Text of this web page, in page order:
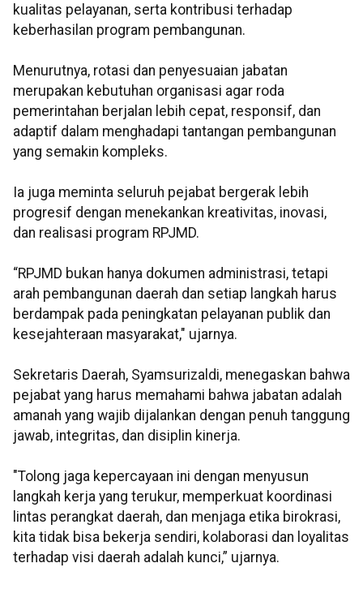
kualitas pelayanan, serta kontribusi terhadap
keberhasilan program pembangunan.
Menurutnya, rotasi dan penyesuaian jabatan
merupakan kebutuhan organisasi agar roda
pemerintahan berjalan lebih cepat, responsif, dan
adaptif dalam menghadapi tantangan pembangunan
yang semakin kompleks.
Ia juga meminta seluruh pejabat bergerak lebih
progresif dengan menekankan kreativitas, inovasi,
dan realisasi program RPJMD.
“RPJMD bukan hanya dokumen administrasi, tetapi
arah pembangunan daerah dan setiap langkah harus
berdampak pada peningkatan pelayanan publik dan
kesejahteraan masyarakat," ujarnya.
Sekretaris Daerah, Syamsurizaldi, menegaskan bahwa
pejabat yang harus memahami bahwa jabatan adalah
amanah yang wajib dijalankan dengan penuh tanggung
jawab, integritas, dan disiplin kinerja.
"Tolong jaga kepercayaan ini dengan menyusun
langkah kerja yang terukur, memperkuat koordinasi
lintas perangkat daerah, dan menjaga etika birokrasi,
kita tidak bisa bekerja sendiri, kolaborasi dan loyalitas
terhadap visi daerah adalah kunci,” ujarnya.